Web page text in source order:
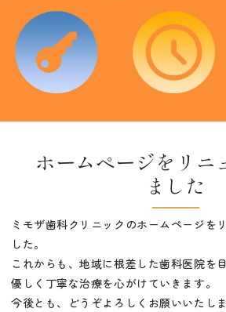
医院概要・Gallery
ご予約
ホームページをリニ
ました
ミモザ歯科クリニックのホームページを
した。
これからも、地域に根差した歯科医院を目
優しく丁寧な治療を心がけていきます。
今後とも、どうぞよろしくお願いいたしま